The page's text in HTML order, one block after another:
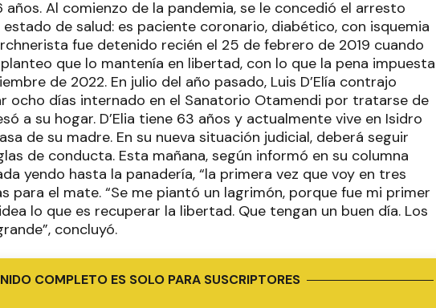
años. Al comienzo de la pandemia, se le concedió el arresto
de salud: es paciente coronario, diabético, con isquemia
fue detenido recién el 25 de febrero de 2019 cuando
que lo mantenía en libertad, con lo que la pena impuesta
de 2022. En julio del año pasado, Luis D’Elía contrajo
ocho días internado en el Sanatorio Otamendi por tratarse de
a su hogar. D’Elia tiene 63 años y actualmente vive en Isidro
de su madre. En su nueva situación judicial, deberá seguir
de conducta. Esta mañana, según informó en su columna
yendo hasta la panadería, “la primera vez que voy en tres
para el mate. “Se me piantó un lagrimón, porque fue mi primer
lo que es recuperar la libertad. Que tengan un buen día. Los
concluyó.
COMPLETO ES SOLO PARA SUSCRIPTORES